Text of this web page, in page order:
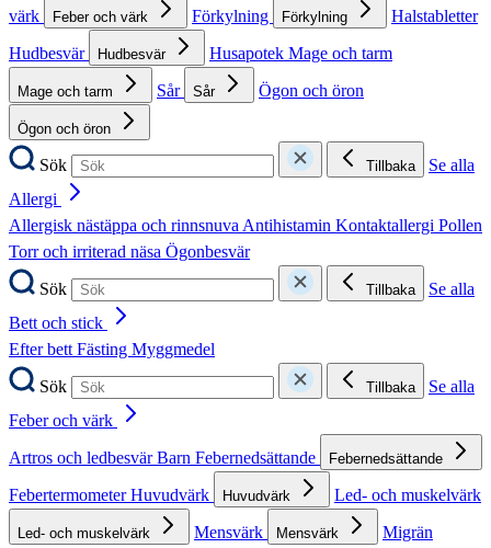
värk
Feber och värk Förkylning Förkylning
Halstabletter
Hudbesvär
Hudbesvär Husapotek Mage och tarm
Mage och tarm Sår Sår Ögon och öron
Ögon och öron
Sök Tillbaka
Se alla
Allergi
Allergisk nästäppa och rinnsnuvaAntihistamin Kontaktallergi Pollen
Torr och irriterad näsa Ögonbesvär
Sök
Tillbaka
Se alla
Bett och stick
Efter bettFästing Myggmedel
Sök
Tillbaka
Se alla
Feber och värk
Artros och ledbesvärBarn Febernedsättande Febernedsättande
FebertermometerHuvudvärk Huvudvärk Led- och muskelvärk
Led- och muskelvärk Mensvärk Mensvärk
Migrän